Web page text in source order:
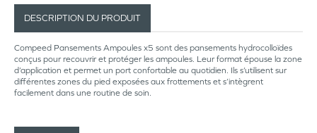
DESCRIPTION DU PRODUIT
Compeed Pansements Ampoules x5 sont des pansements hydrocolloïdes
conçus pour recouvrir et protéger les ampoules. Leur format épouse la zone
d’application et permet un port confortable au quotidien. Ils s’utilisent sur
différentes zones du pied exposées aux frottements et s’intègrent
facilement dans une routine de soin.